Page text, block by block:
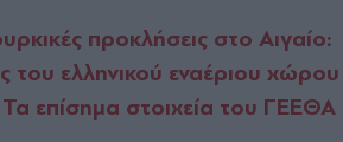
προκλήσεις στο Αιγαίο:
του ελληνικού εναέριου χώρου
επίσημα στοιχεία του ΓΕΕΘΑ